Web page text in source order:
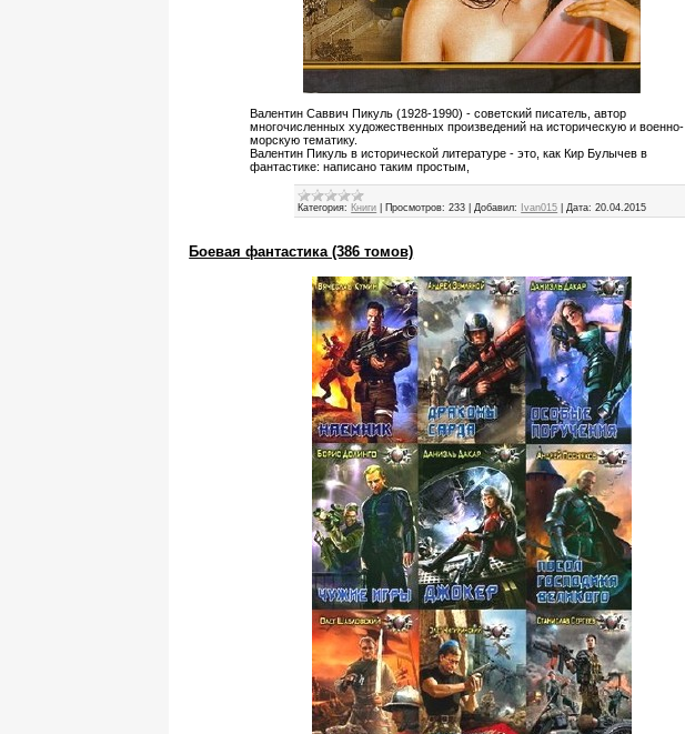
Валентин Саввич Пикуль (1928-1990) - советский писатель, автор
многочисленных художественных произведений на историческую и военно-
морскую тематику.
Валентин Пикуль в исторической литературе - это, как Кир Булычев в
фантастике: написано таким простым,
Категория: Книги Просмотров: 233 |Добавил: Ivan015 |Дата: 20.04.2015
Боевая фантастика (386 томов)